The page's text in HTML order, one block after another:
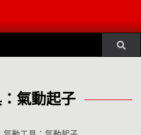
氣動起子